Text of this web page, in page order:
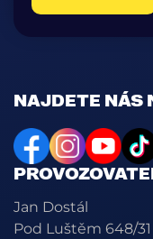
NAJDETE NÁS
Jan Dostál
Pod Luštěm 648/31